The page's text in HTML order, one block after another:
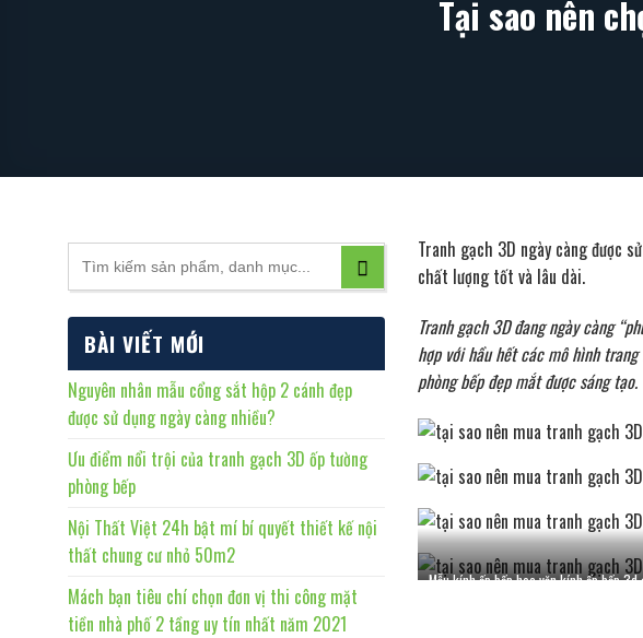
Tại sao nên
BÀI VIẾT MỚI
Nguyên nhân mẫu cổng sắt hộp 2 cánh đẹp
được sử dụng ngày càng nhiều?
Ưu điểm nổi trội của tranh gạch 3D ốp tường
phòng bếp
Nội Thất Việt 24h bật mí bí quyết thiết kế nội
thất chung cư nhỏ 50m2
Mách bạn tiêu chí chọn đơn vị thi công mặt
tiền nhà phố 2 tầng uy tín nhất năm 2021
Tranh gạch 3D ngày càng được
chất lượng tốt và lâu dài.
Tranh gạch 3D đang ngày càng
hợp với hầu hết các mô hình
phòng bếp đẹp mắt được sáng
Mẫu kính ốp bếp hoa văn kính ốp bếp 3d